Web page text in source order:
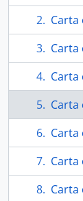
Carta
Carta
Carta
Carta
Carta
Carta
Carta